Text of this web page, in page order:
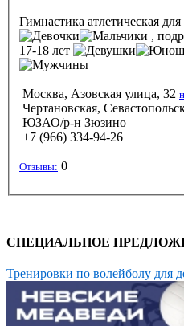
Гимнастика атлетическая
,
17-18 лет
Москва, Азовская улица, 32
Чертановская,
ЮЗАО/р-н Зюзино
+7 (966) 334-94-26
Отзывы: 0
СПЕЦИАЛЬНОЕ
Тренировки по волейболу для